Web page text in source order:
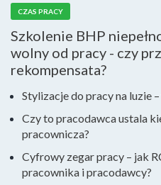
CZAS PRACY
Szkolenie BHP
wolny od pracy - czy
rekompensata?
Stylizacje do pracy na luzie
Czy to pracodawca ustala
pracownicza?
Cyfrowy zegar pracy – jak
pracownika i pracodawcy?